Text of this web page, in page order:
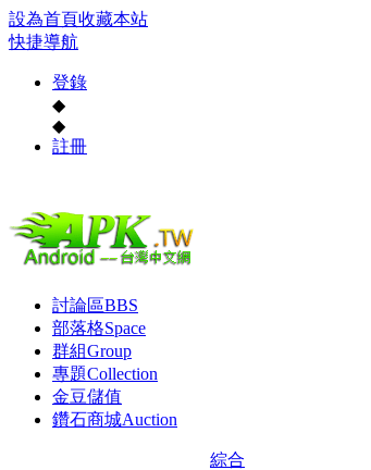
設為首頁收藏本站
快捷導航
登錄
◆
◆
註冊
討論區BBS
部落格Space
群組Group
專題Collection
金豆儲值
鑽石商城Auction
綜合